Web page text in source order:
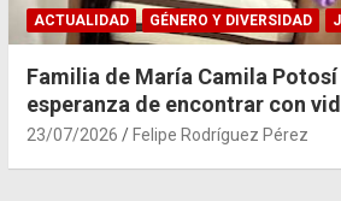
ACTUALIDAD GÉNERO Y DIVERSIDAD
Familia de María Camila
esperanza de encontrar con
23/07/2026 Felipe Rodríguez Pérez